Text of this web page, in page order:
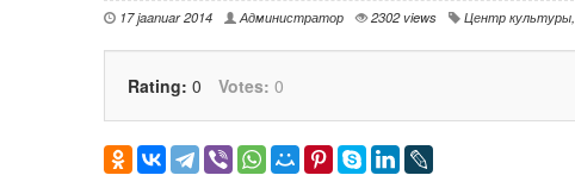
17 jaanuar 2014 Администратор 2302 views Центр культуры,
Rating: 0 Votes: 0